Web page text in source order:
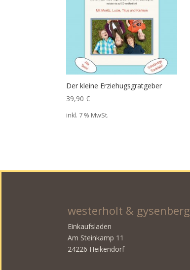
Der kleine Erziehugsgratgeber
39,90€
inkl. 7 % MwSt.
westerholt & gysenberg
Einkaufsladen
Am Steinkamp 11
24226 Heikendorf